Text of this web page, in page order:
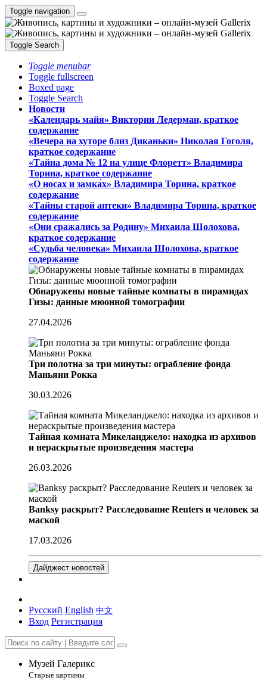
Toggle navigation
Toggle Search
Toggle menubar
Toggle fullscreen
Boxed page
Toggle Search
Новости
«Календарь майя» Виктории Ледерман, краткое
содержание
«Вечера на хуторе близ Диканьки» Николая Гоголя,
краткое содержание
«Тайна дома № 12 на улице Флоретт» Владимира
Торина, краткое содержание
«О носах и замка́х» Владимира Торина, краткое
содержание
«Тайны старой аптеки» Владимира Торина, краткое
содержание
«Они сражались за Родину» Михаила Шолохова,
краткое содержание
«Судьба человека» Михаила Шолохова, краткое
содержание
Обнаружены новые тайные комнаты в пирамидах
Гизы: данные мюонной томографии
27.04.2026
Три полотна за три минуты: ограбление фонда
Маньяни Рокка
30.03.2026
Тайная комната Микеланджело: находка из архивов
и нераскрытые произведения мастера
26.03.2026
Banksy раскрыт? Расследование Reuters и человек за
маской
17.03.2026
Дайджест новостей
Русский English 中文
Вход Регистрация
Музей Галерикс
Старые картины